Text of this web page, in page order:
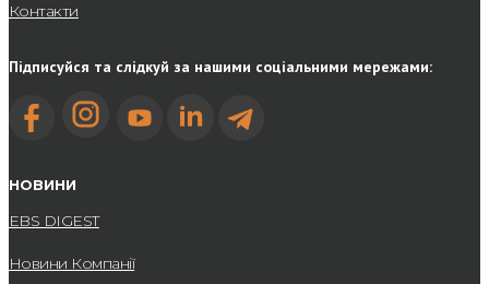
Контакти
Підписуйся та слідкуй за нашими соціальними мережами:
НОВИНИ
EBS DIGEST
Новини Компанії